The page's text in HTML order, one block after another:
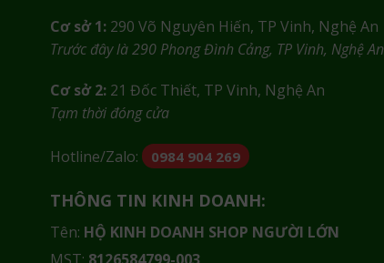
Cơ sở 1:290 Võ Nguyên Hiến, TP Vinh, Nghệ An
Trước đây là 290 Phong Đình Cảng, TP Vinh, Nghệ An
Cơ sở 2:21 Đốc Thiết, TP Vinh, Nghệ An
Tạm thời đóng cửa
Hotline/Zalo: 0984 904 269
THÔNG TIN KINH DOANH:
Tên: HỘ KINH DOANH SHOP NGƯỜI LỚN